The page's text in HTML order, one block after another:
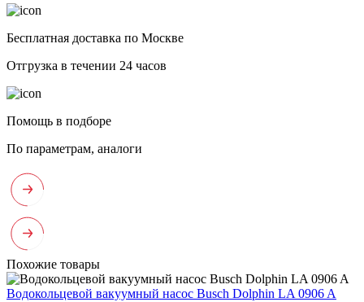
Бесплатная доставка по Москве
Отгрузка в течении 24 часов
Помощь в подборе
По параметрам, аналоги
Похожие товары
Водокольцевой вакуумный насос Busch Dolphin LA 0906 A